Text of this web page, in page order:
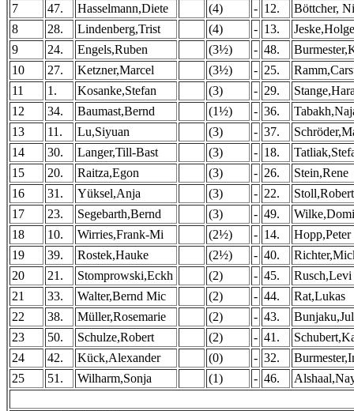
7
47. Hasselmann,Diete (4) - 12.
Böttcher,
8
28. Lindenberg,Trist (4) - 13.
9
24. Engels,Ruben (3½) - 48.
10
27. Ketzner,Marcel (3½) - 25.
11
1. Kosanke,Stefan (3) - 29.
12
34. Baumast,Bernd (1½) - 36.
13
11. Lu,Siyuan (3) - 37.
14
30. Langer,Till-Bast (3) - 18.
15
20. Raitza,Egon (3) - 26.
Stein,Rene
16
31. Yüksel,Anja (3) - 22.
Stoll,Robert
17
23. Segebarth,Bernd (3) - 49.
18
10. Wirries,Frank-Mi (2½) - 14.
Hopp,Peter
19
39. Rostek,Hauke (2½) - 40.
20
21. Stomprowski,Eckh (2) - 45.
21
33. Walter,Bernd Mic (2) - 44.
Rat,Lukas
22
38. Müller,Rosemarie (2) - 43.
23
50. Schulze,Robert (2) - 41.
24
42. Kück,Alexander (0) - 32.
25
51. Wilharm,Sonja (1) - 46.